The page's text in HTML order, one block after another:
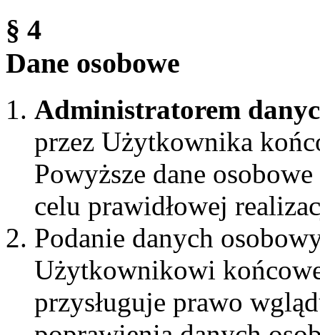
§ 4
Dane osobowe
Administratorem
przez Użytkownika
Powyższe dane
celu prawidłowej
Podanie danych
Użytkownikowi
przysługuje prawo